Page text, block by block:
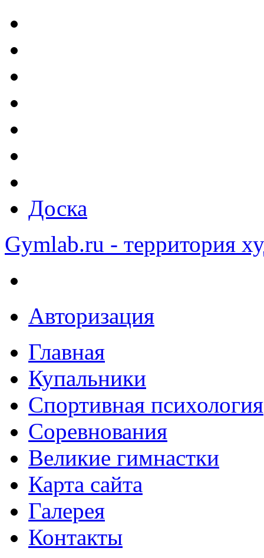
Доска
Gymlab.ru - территория
Авторизация
Главная
Купальники
Спортивная психология
Соревнования
Великие гимнастки
Карта сайта
Галерея
Контакты